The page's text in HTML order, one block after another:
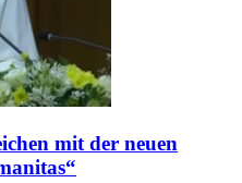
mit der neuen